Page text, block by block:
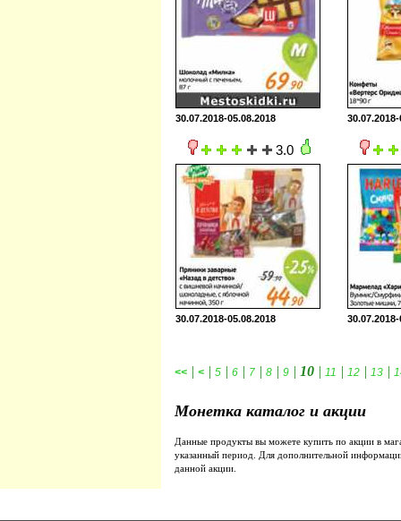
30.07.2018-05.08.2018
3.0
30.07.2018-05.08.2018
<< | < | 5 | 6 | 7 | 8 | 9 | 10 | 11 | 12 | 13 |
Монетка каталог и акции
Данные продукты вы можете купить по акции в
указанный период. Для дополнительной
данной акции.